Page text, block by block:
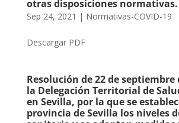
otras disposiciones normativas.
Sep 24, 2021 | Normativas-COVID-19
Descargar PDF
Resolución de 22 de septiembre
la Delegación Territorial de
en Sevilla, por la que se
provincia de Sevilla los niveles